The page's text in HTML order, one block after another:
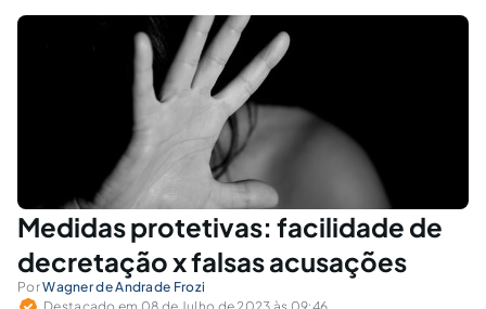
Medidas protetivas: facilidade de
decretação x falsas acusações
PorWagner de Andrade Frozi